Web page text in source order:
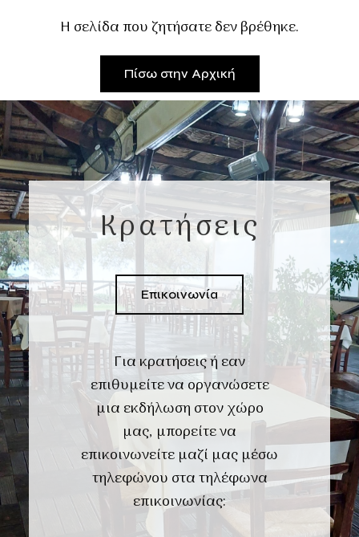
Η σελίδα που ζητήσατε δεν βρέθηκε.
Πίσω στην Αρχική
Κρατήσεις
Επικοινωνία
Για κρατήσεις ή εαν
επιθυμείτε να οργανώσετε
μια εκδήλωση στον χώρο
μας, μπορείτε να
επικοινωνείτε μαζί μας μέσω
τηλεφώνου στα τηλέφωνα
επικοινωνίας: